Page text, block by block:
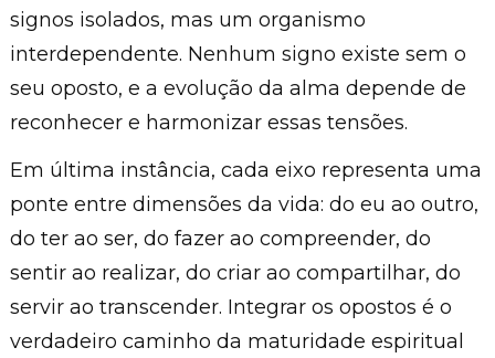
signos isolados, mas um organismo
interdependente. Nenhum signo existe sem o
seu oposto, e a evolução da alma depende de
reconhecer e harmonizar essas tensões.
Em última instância, cada eixo representa uma
ponte entre dimensões da vida: do eu ao outro,
do ter ao ser, do fazer ao compreender, do
sentir ao realizar, do criar ao compartilhar, do
servir ao transcender. Integrar os opostos é o
verdadeiro caminho da maturidade espiritual